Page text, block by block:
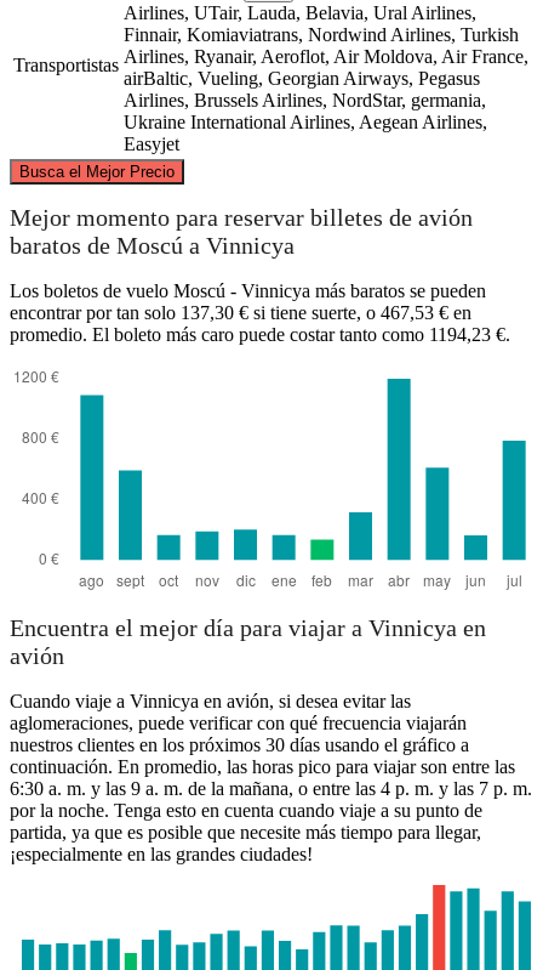
Transportistas
Airlines, UTair, Lauda, Belavia, Ural Airlines,
Finnair, Komiaviatrans, Nordwind Airlines, Turkish
Airlines, Ryanair, Aeroflot, Air Moldova, Air France,
airBaltic, Vueling, Georgian Airways, Pegasus
Airlines, Brussels Airlines, NordStar, germania,
Ukraine International Airlines, Aegean Airlines,
Easyjet
Busca el Mejor Precio
Mejor momento para reservar billetes de avión
baratos de Moscú a Vinnicya
Los boletos de vuelo Moscú - Vinnicya más baratos se pueden
encontrar por tan solo 137,30 € si tiene suerte, o 467,53 € en
promedio. El boleto más caro puede costar tanto como 1194,23 €.
Encuentra el mejor día para viajar a Vinnicya en
avión
Cuando viaje a Vinnicya en avión, si desea evitar las
aglomeraciones, puede verificar con qué frecuencia viajarán
nuestros clientes en los próximos 30 días usando el gráfico a
continuación. En promedio, las horas pico para viajar son entre las
6:30 a. m. y las 9 a. m. de la mañana, o entre las 4 p. m. y las 7 p. m.
por la noche. Tenga esto en cuenta cuando viaje a su punto de
partida, ya que es posible que necesite más tiempo para llegar,
¡especialmente en las grandes ciudades!